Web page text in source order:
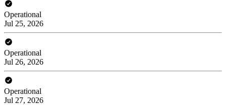
Operational
Jul 25, 2026
Operational
Jul 26, 2026
Operational
Jul 27, 2026